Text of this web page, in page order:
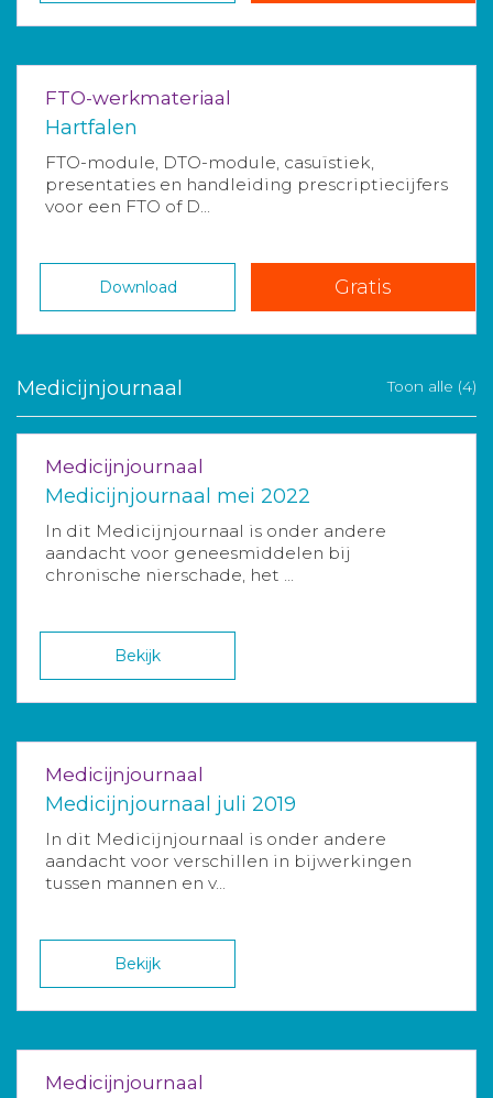
FTO-werkmateriaal
Hartfalen
FTO-module, DTO-module, casuïstiek,
presentaties en handleiding prescriptiecijfers
voor een FTO of D...
Download Gratis
Medicijnjournaal Toon alle (4)
Medicijnjournaal
Medicijnjournaal mei 2022
In dit Medicijnjournaal is onder andere
aandacht voor geneesmiddelen bij
chronische nierschade, het ...
Bekijk
Medicijnjournaal
Medicijnjournaal juli 2019
In dit Medicijnjournaal is onder andere
aandacht voor verschillen in bijwerkingen
tussen mannen en v...
Bekijk
Medicijnjournaal